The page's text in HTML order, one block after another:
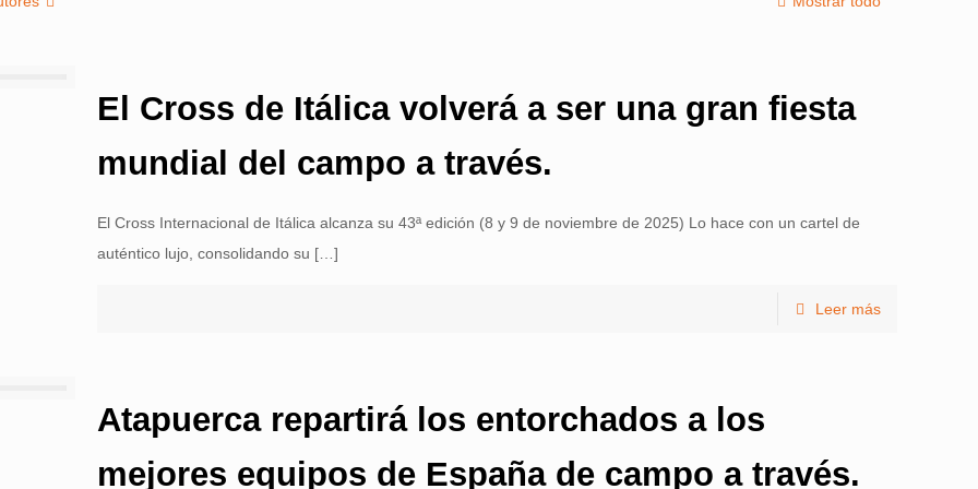
El Cross de Itálica volverá a ser una gran fiesta
mundial del campo a través.
El Cross Internacional de Itálica alcanza su 43ª edición (8 y 9 de noviembre de 2025) Lo hace con un cartel de
auténtico lujo, consolidando su […]
Leer más
Atapuerca repartirá los entorchados a los
mejores equipos de España de campo a través.